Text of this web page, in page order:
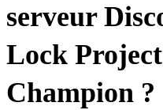
serveur
Lock
Champion ?